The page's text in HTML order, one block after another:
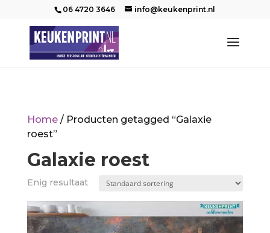
06 4720 3646 info@keukenprint.nl
Home/ Producten getagged “Galaxie
roest”
Galaxie roest
Enig resultaat